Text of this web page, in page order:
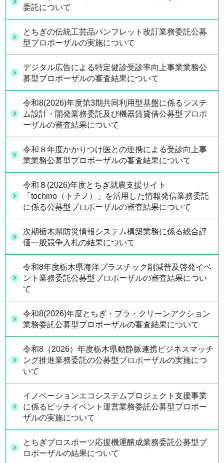
委託について
とちぎの伝統工芸品パンフレット改訂業務委託公募
型プロポーザルの実施について
デジタル広告による特定健診受診率向上事業業務公
募型プロポーザルの審査結果について
令和8(2026)年度第3期共同利用型基盤に係るシステ
ム設計・開発業務委託及び機器賃貸借公募型プロポ
ーザルの審査結果について
令和８年度かかりつけ医との連携による受診向上事
業業務公募型プロポーザルの審査結果について
令和８(2026)年度とちぎ就農支援サイト
「tochino（トチノ）」を活用した情報発信業務委託
に係る公募型プロポーザルの審査結果について
次期栃木県防災情報システム構築業務に係る総合評
価一般競争入札の結果について
令和8年度栃木県海洋プラスチック削減普及啓発イベ
ント業務委託公募型プロポーザルの審査結果につい
て
令和8(2026)年度とちぎ・プラ・クリーンアクション
業務委託公募型プロポーザルの審査結果について
令和8（2026）年度栃木県動静脈連携ビジネスマッチ
ング推進業務委託の公募型プロポーザルの実施につ
いて
イノベーションエコシステムプロジェクト支援事業
に係るピッチイベント運営業務委託公募型プロポー
ザルの実施について
とちぎプロスポーツ応援機運醸成業務委託公募型プ
ロポーザルの結果について